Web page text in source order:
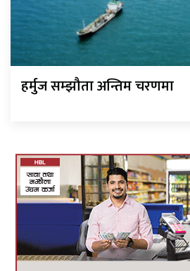
हर्मुज सम्झौता अन्तिम चरणमा